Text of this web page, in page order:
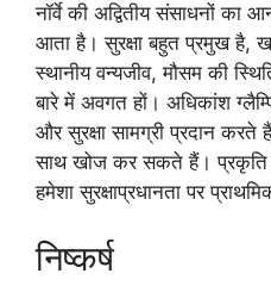
नॉर्वे की अद्वितीय संसाधनों का
आता है। सुरक्षा बहुत प्रमुख है,
स्थानीय वन्यजीव, मौसम की
बारे में अवगत हों। अधिकांश
और सुरक्षा सामग्री प्रदान
साथ खोज कर सकते हैं। प्रकृति
हमेशा सुरक्षाप्रधानता पर
निष्कर्ष